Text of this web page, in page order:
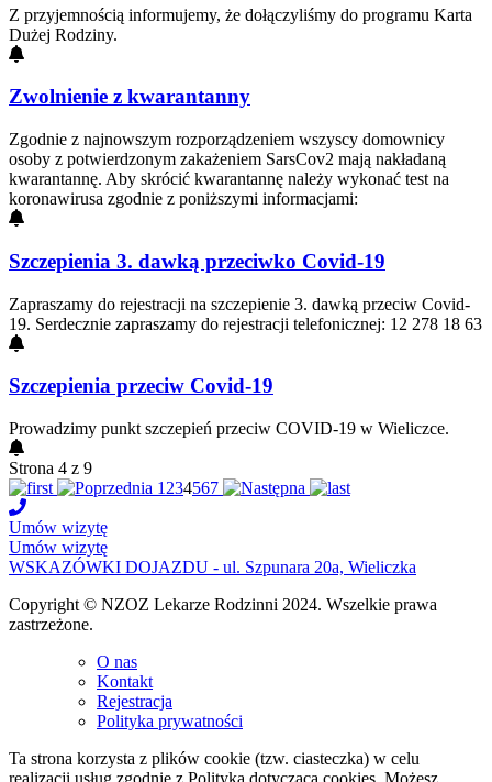
Z przyjemnością informujemy, że dołączyliśmy do programu Karta
Dużej Rodziny.
Zwolnienie z kwarantanny
Zgodnie z najnowszym rozporządzeniem wszyscy domownicy
osoby z potwierdzonym zakażeniem SarsCov2 mają nakładaną
kwarantannę. Aby skrócić kwarantannę należy wykonać test na
koronawirusa zgodnie z poniższymi informacjami:
Szczepienia 3. dawką przeciwko Covid-19
Zapraszamy do rejestracji na szczepienie 3. dawką przeciw Covid-
19. Serdecznie zapraszamy do rejestracji telefonicznej: 12 278 18 63
Szczepienia przeciw Covid-19
Prowadzimy punkt szczepień przeciw COVID-19 w Wieliczce.
Strona 4 z 9
1 234567
Umów wizytę
Umów wizytę
WSKAZÓWKI DOJAZDU - ul. Szpunara 20a, Wieliczka
Copyright © NZOZ Lekarze Rodzinni 2024. Wszelkie prawa
zastrzeżone.
O nas
Kontakt
Rejestracja
Polityka prywatności
Ta strona korzysta z plików cookie (tzw. ciasteczka) w celu
realizacji usług zgodnie z Polityką dotyczącą cookies. Możesz